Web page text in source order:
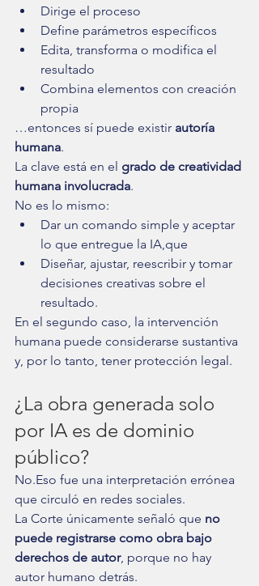
Dirige el proceso
Define parámetros específicos
Edita, transforma o modifica el
resultado
Combina elementos con creación
propia
…entonces sí puede existir autoría
humana.
La clave está en el grado de creatividad
humana involucrada.
No es lo mismo:
Dar un comando simple y aceptar
lo que entregue la IA,que
Diseñar, ajustar, reescribir y tomar
decisiones creativas sobre el
resultado.
En el segundo caso, la intervención
humana puede considerarse sustantiva
y, por lo tanto, tener protección legal.
¿La obra generada solo
por IA es de dominio
público?
No.Eso fue una interpretación errónea
que circuló en redes sociales.
La Corte únicamente señaló que no
puede registrarse como obra bajo
derechos de autor, porque no hay
autor humano detrás.